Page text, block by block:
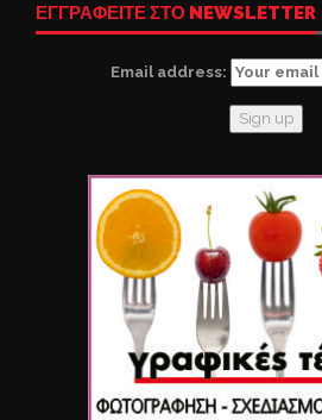
ΕΓΓΡΑΦΕΙΤΕ ΣΤΟ NEWSLETTER
Email address: